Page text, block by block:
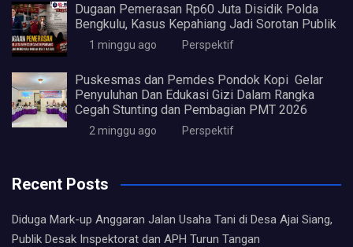
Dugaan Pemerasan Rp60 Juta Disidik Polda
Bengkulu, Kasus Kepahiang Jadi Sorotan Publik
1 minggu ago Perspektif
Puskesmas dan Pemdes Pondok Kopi Gelar
Penyuluhan Dan Edukasi Gizi Dalam Rangka
Cegah Stunting dan Pembagian PMT 2026
2 minggu ago Perspektif
Recent Posts
Diduga Mark-up Anggaran Jalan Usaha Tani di Desa Ajai Siang,
Publik Desak Inspektorat dan APH Turun Tangan